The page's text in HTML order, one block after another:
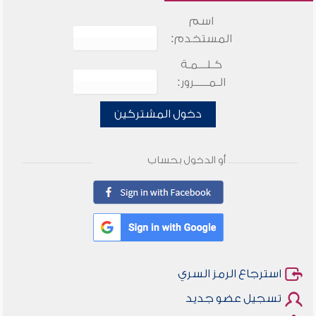
اسم
المستخدم:
كـلـــمـة
الـمـــــرور:
دخول المشتركين
أو الدخول بحساب
استرجاع الرمز السري
تسجيل عضو جديد